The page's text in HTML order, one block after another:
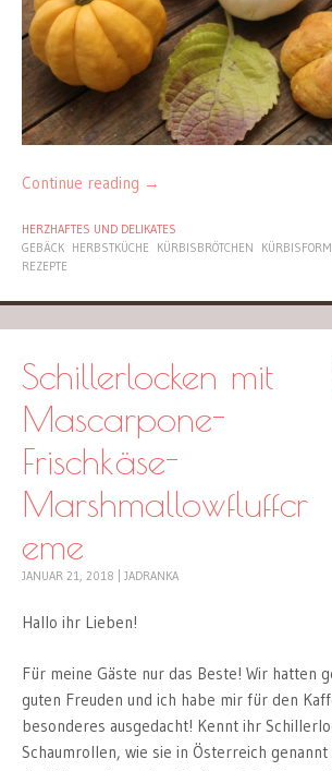
Continue reading →
HERZHAFTES UND DELIKATES
GEBÄCK HERBSTKÜCHE KÜRBISBRÖTCHEN KÜRBISFORM
REZEPTE
Schillerlocken mit
Mascarpone-
Frischkäse-
Marshmallowfluffcr
eme
JANUAR 21, 2018 JADRANKA
Hallo ihr Lieben!
Für meine Gäste nur das Beste! Wir hatten
guten Freuden und ich habe mir für den
besonderes ausgedacht! Kennt ihr
Schaumrollen, wie sie in Österreich